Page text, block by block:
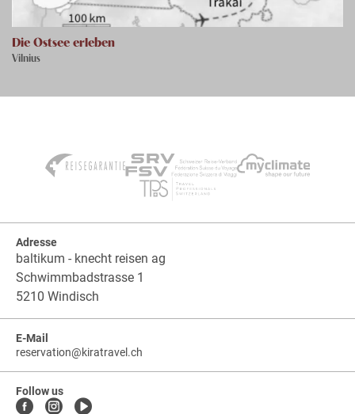
Die Ostsee erleben
Vilnius
Adresse
baltikum - knecht reisen ag
Schwimmbadstrasse 1
5210 Windisch
E-Mail
reservation@kiratravel.ch
Follow us